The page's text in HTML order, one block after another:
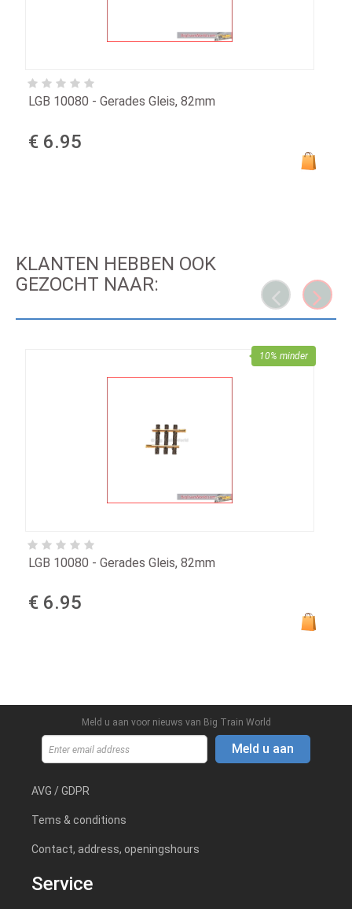
LGB 10080 - Gerades Gleis, 82mm
€ 6.95
KLANTEN HEBBEN OOK
GEZOCHT NAAR:
LGB 10080 - Gerades Gleis, 82mm
€ 6.95
10% minder
Meld u aan voor nieuws van Big Train World
Meld u aan
AVG / GDPR
Tems & conditions
Contact, address, openingshours
Service